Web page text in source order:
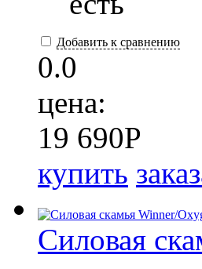
Добавить к сравнению
0.0
цена:
19 690P
купить
Силовая